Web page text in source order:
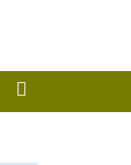
inhoud
Home